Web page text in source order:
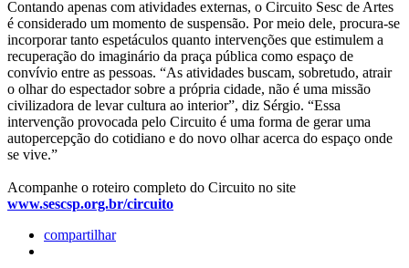
Contando apenas com atividades externas, o Circuito Sesc de Artes
é considerado um momento de suspensão. Por meio dele, procura-se
incorporar tanto espetáculos quanto intervenções que estimulem a
recuperação do imaginário da praça pública como espaço de
convívio entre as pessoas. “As atividades buscam, sobretudo, atrair
o olhar do espectador sobre a própria cidade, não é uma missão
civilizadora de levar cultura ao interior”, diz Sérgio. “Essa
intervenção provocada pelo Circuito é uma forma de gerar uma
autopercepção do cotidiano e do novo olhar acerca do espaço onde
se vive.”
Acompanhe o roteiro completo do Circuito no site
www.sescsp.org.br/circuito
compartilhar